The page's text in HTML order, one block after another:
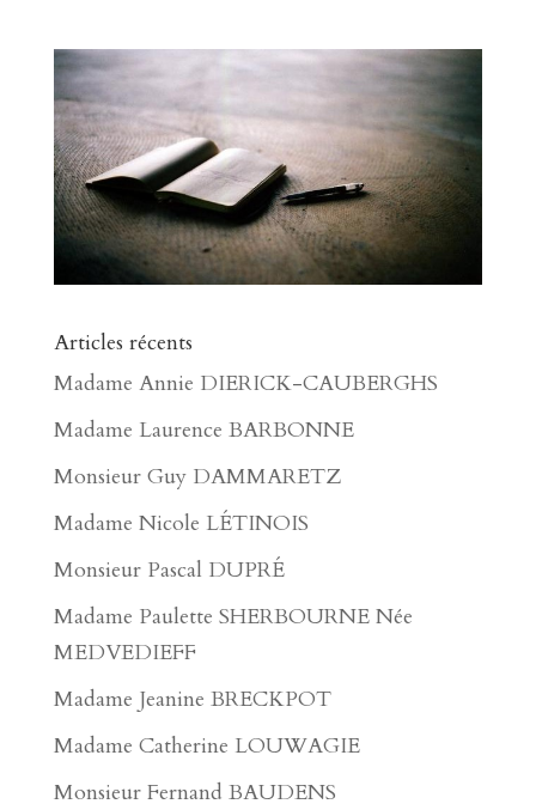
Articles récents
Madame Annie DIERICK-CAUBERGHS
Madame Laurence BARBONNE
Monsieur Guy DAMMARETZ
Madame Nicole LÉTINOIS
Monsieur Pascal DUPRÉ
Madame Paulette SHERBOURNE Née
MEDVEDIEFF
Madame Jeanine BRECKPOT
Madame Catherine LOUWAGIE
Monsieur Fernand BAUDENS